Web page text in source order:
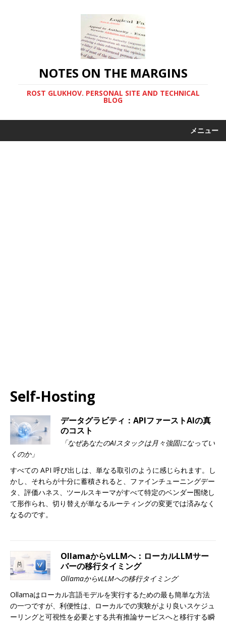
NOTES ON THE MARGINS
ROST GLUKHOV. PERSONAL SITE AND TECHNICAL
BLOG
メニュー
Self-Hosting
データグラビティ：APIファーストAIの真
のコスト
「なぜあなたのAIスタックは月々強固になってい
くのか」
すべての API 呼び出しは、単なる取引のように感じられます。し
かし、それらが十分に蓄積されると、ファインチューニングデー
タ、評価ハネス、ツールスキーマがすべて特定のベンダー围绕し
て形作られ、切り替えが単なるルーティングの変更では済みなく
なるのです。
OllamaからvLLMへ：ローカルLLMサー
バーの移行タイミング
OllamaからvLLMへの移行タイミング
Ollamaはローカル言語モデルを実行するための最も簡単な方法
の一つですが、利便性は、ローカルでの実験がより良いスケジュ
ーリングと可視性を必要とする共有推論サービスへと移行する瞬